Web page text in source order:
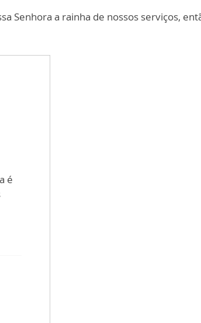
Senhora a rainha de nossos serviços,
é